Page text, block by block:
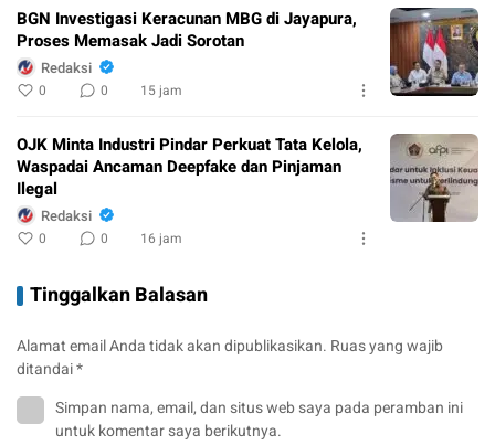
BGN Investigasi Keracunan MBG di Jayapura,
Proses Memasak Jadi Sorotan
Redaksi
0 0 15 jam
OJK Minta Industri Pindar Perkuat Tata Kelola,
Waspadai Ancaman Deepfake dan Pinjaman
Ilegal
Redaksi
0 0 16 jam
Tinggalkan Balasan
Alamat email Anda tidak akan dipublikasikan. Ruas yang wajib
ditandai*
Simpan nama, email, dan situs web saya pada peramban ini
untuk komentar saya berikutnya.